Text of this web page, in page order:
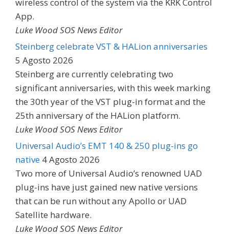
App.
Luke Wood SOS News Editor
Steinberg celebrate VST & HALion anniversaries
5 Agosto 2026
Steinberg are currently celebrating two
significant anniversaries, with this week marking
the 30th year of the VST plug-in format and the
25th anniversary of the HALion platform.
Luke Wood SOS News Editor
Universal Audio’s EMT 140 & 250 plug-ins go
native 4 Agosto 2026
Two more of Universal Audio’s renowned UAD
plug-ins have just gained new native versions
that can be run without any Apollo or UAD
Satellite hardware.
Luke Wood SOS News Editor